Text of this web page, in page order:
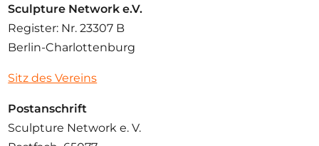
Sculpture Network e.V.
Register: Nr. 23307 B
Berlin-Charlottenburg
Sitz des Vereins
Postanschrift
Sculpture Network e. V.